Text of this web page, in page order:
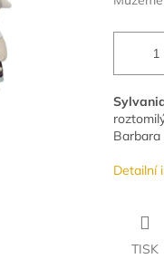
Barbara
Detailní
TISK